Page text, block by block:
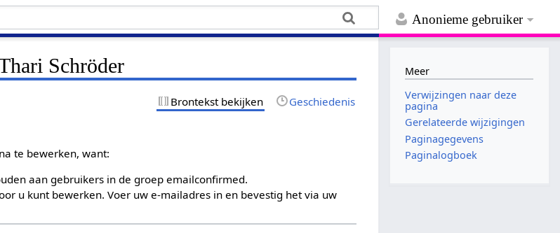
Anonieme gebruiker
Schröder
Brontekst bekijken Geschiedenis
te bewerken, want:
aan gebruikers in de groep emailconfirmed.
u kunt bewerken. Voer uw e-mailadres in en bevestig het via uw
Meer
Verwijzingen naar deze
pagina
Gerelateerde wijzigingen
Paginagegevens
Paginalogboek